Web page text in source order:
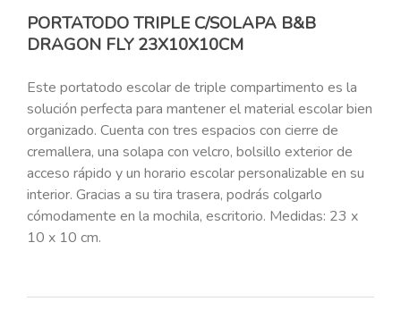
PORTATODO TRIPLE C/SOLAPA B&B
DRAGON FLY 23X10X10CM
Este portatodo escolar de triple compartimento es la
solución perfecta para mantener el material escolar bien
organizado. Cuenta con tres espacios con cierre de
cremallera, una solapa con velcro, bolsillo exterior de
acceso rápido y un horario escolar personalizable en su
interior. Gracias a su tira trasera, podrás colgarlo
cómodamente en la mochila, escritorio. Medidas: 23 x
10 x 10 cm.